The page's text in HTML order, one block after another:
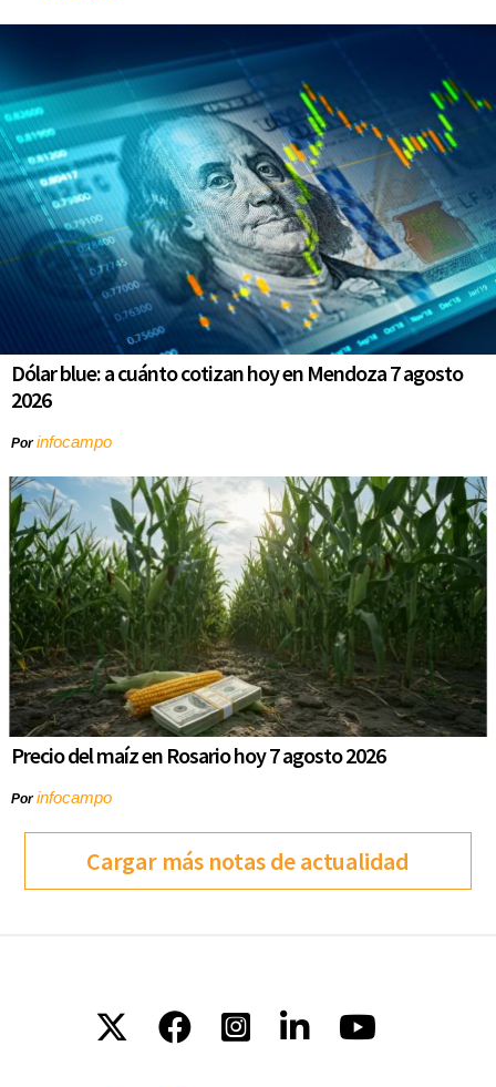
Dólar blue: a cuánto cotizan hoy en Mendoza 7 agosto
2026
Porinfocampo
Precio del maíz en Rosario hoy 7 agosto 2026
Porinfocampo
Cargar más notas de actualidad